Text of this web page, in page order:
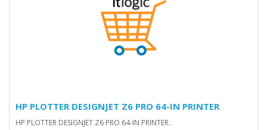
HP PLOTTER DESIGNJET Z6 PRO 64-IN PRINTER
HP PLOTTER DESIGNJET Z6 PRO 64-IN PRINTER..